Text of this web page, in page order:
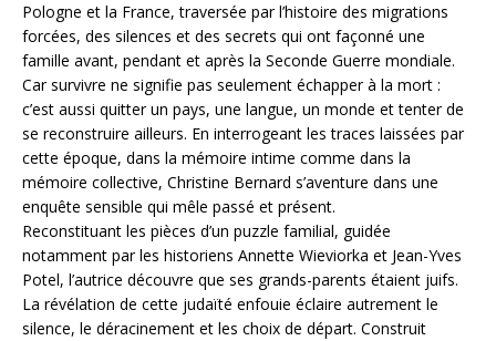
Pologne et la France, traversée par l’histoire des migrations
forcées, des silences et des secrets qui ont façonné une
famille avant, pendant et après la Seconde Guerre mondiale.
Car survivre ne signifie pas seulement échapper à la mort :
c’est aussi quitter un pays, une langue, un monde et tenter de
se reconstruire ailleurs. En interrogeant les traces laissées par
cette époque, dans la mémoire intime comme dans la
mémoire collective, Christine Bernard s’aventure dans une
enquête sensible qui mêle passé et présent.
Reconstituant les pièces d’un puzzle familial, guidée
notamment par les historiens Annette Wieviorka et Jean-Yves
Potel, l’autrice découvre que ses grands-parents étaient juifs.
La révélation de cette judaïté enfouie éclaire autrement le
silence, le déracinement et les choix de départ. Construit